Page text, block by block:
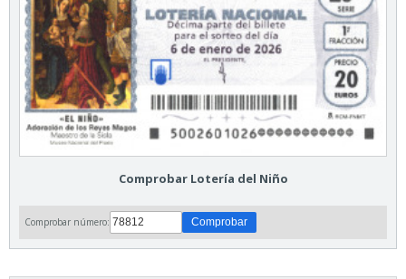
Comprobar Lotería del Niño
Comprobar número: